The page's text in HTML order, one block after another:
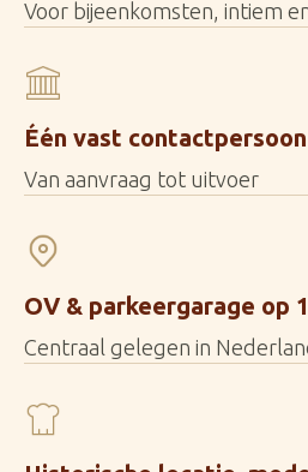
Voor bijeenkomsten, intiem
Één vast contactpersoon
Van aanvraag tot uitvoer
OV & parkeergarage op
Centraal gelegen in